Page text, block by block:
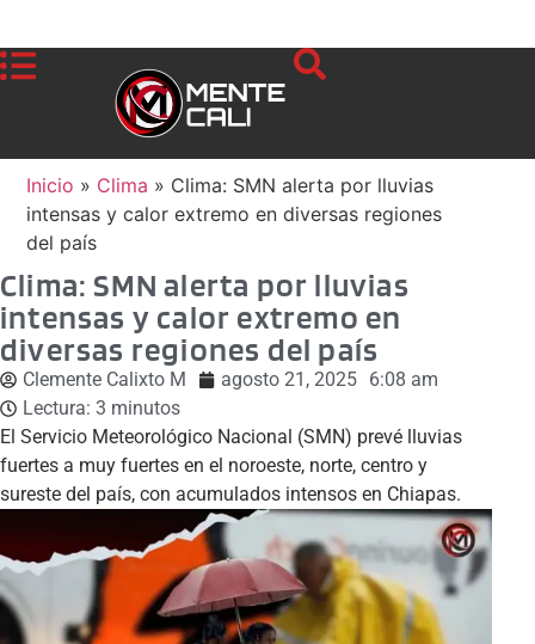
Inicio » Clima » Clima: SMN alerta por lluvias
intensas y calor extremo en diversas regiones
del país
Clima: SMN alerta por lluvias
intensas y calor extremo en
diversas regiones del país
Clemente Calixto M agosto 21, 2025 6:08 am
Lectura: 3 minutos
El Servicio Meteorológico Nacional (SMN) prevé lluvias
fuertes a muy fuertes en el noroeste, norte, centro y
sureste del país, con acumulados intensos en Chiapas.